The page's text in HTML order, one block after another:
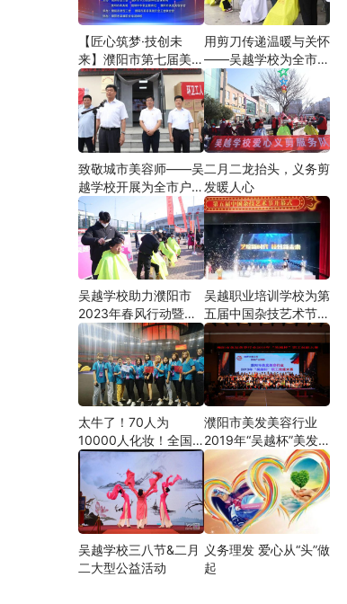
【匠心筑梦·技创未
来】濮阳市第七届美发
美容行业技能大赛在市
工人文化宫隆重举行
用剪刀传递温暖与关怀
——吴越学校为全市户
外劳动者爱心义剪
致敬城市美容师——吴
越学校开展为全市户外
劳动者爱心义剪活动
二月二龙抬头，义务剪
发暖人心
吴越学校助力濮阳市
2023年春风行动暨就
业援助月”首场新春招
聘会活动
吴越职业培训学校为第
五届中国杂技艺术节加
油添彩
太牛了！70人为
10000人化妆！全国
关注的盛事你知道吗？
濮阳市美发美容行业
2019年“吴越杯”美发
美容大赛圆满闭幕
吴越学校三八节&二月
二大型公益活动
义务理发 爱心从“头”做
起